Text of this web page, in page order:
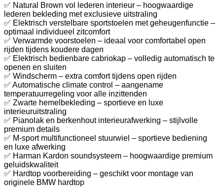
✅ Natural Brown vol lederen interieur – hoogwaardige
lederen bekleding met exclusieve uitstraling
✅ Elektrisch verstelbare sportstoelen met geheugenfunctie –
optimaal individueel zitcomfort
✅ Verwarmde voorstoelen – ideaal voor comfortabel open
rijden tijdens koudere dagen
✅ Elektrisch bedienbare cabriokap – volledig automatisch te
openen en sluiten
✅ Windscherm – extra comfort tijdens open rijden
✅ Automatische climate control – aangename
temperatuurregeling voor alle inzittenden
✅ Zwarte hemelbekleding – sportieve en luxe
interieuruitstraling
✅ Pianolak en berkenhout interieurafwerking – stijlvolle
premium details
✅ M-sport multifunctioneel stuurwiel – sportieve bediening
en luxe afwerking
✅ Harman Kardon soundsysteem – hoogwaardige premium
geluidskwaliteit
✅ Hardtop voorbereiding – geschikt voor montage van
originele BMW hardtop